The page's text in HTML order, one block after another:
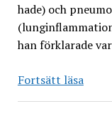
hade) och
han förklarade
Fortsätt läsaVad